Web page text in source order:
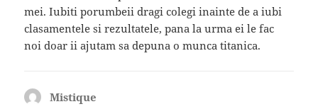
mei. Iubiti porumbeii dragi colegi inainte de a iubi
clasamentele si rezultatele, pana la urma ei le fac
noi doar ii ajutam sa depuna o munca titanica.
Mistique